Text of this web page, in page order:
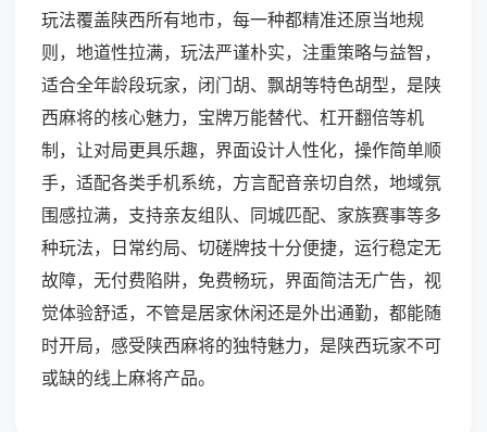
玩法覆盖陕西所有地市，每一种都精准还原当地规
则，地道性拉满，玩法严谨朴实，注重策略与益智，
适合全年龄段玩家，闭门胡、飘胡等特色胡型，是陕
西麻将的核心魅力，宝牌万能替代、杠开翻倍等机
制，让对局更具乐趣，界面设计人性化，操作简单顺
手，适配各类手机系统，方言配音亲切自然，地域氛
围感拉满，支持亲友组队、同城匹配、家族赛事等多
种玩法，日常约局、切磋牌技十分便捷，运行稳定无
故障，无付费陷阱，免费畅玩，界面简洁无广告，视
觉体验舒适，不管是居家休闲还是外出通勤，都能随
时开局，感受陕西麻将的独特魅力，是陕西玩家不可
或缺的线上麻将产品。